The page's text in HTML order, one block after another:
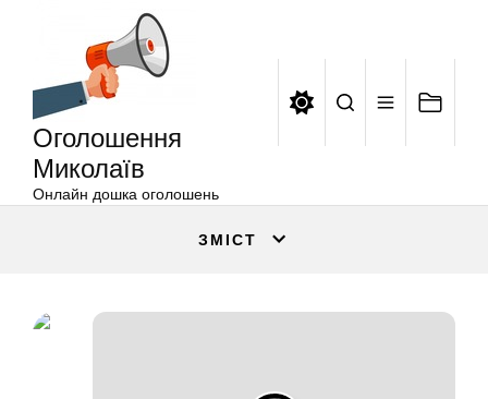
Оголошення
Миколаїв
Онлайн дошка оголошень
ЗМІСТ